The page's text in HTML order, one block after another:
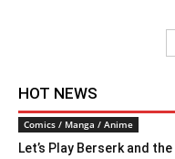
HOT NEWS
Comics / Manga / Anime
Let’s Play Berserk and the